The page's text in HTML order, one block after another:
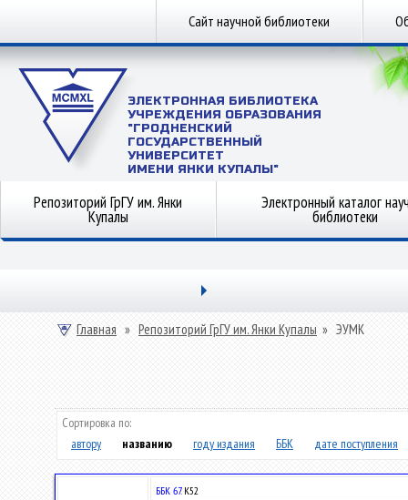
Сайт научной библиотеки
ЭЛЕКТРОННАЯ БИБЛИОТЕКА
УЧРЕЖДЕНИЯ ОБРАЗОВАНИЯ
"ГРОДНЕНСКИЙ
ГОСУДАРСТВЕННЫЙ
УНИВЕРСИТЕТ
ИМЕНИ ЯНКИ КУПАЛЫ"
Репозиторий ГрГУ им. Янки
Купалы
Электронный каталог
библиотеки
Главная » Репозиторий ГрГУ им. Янки Купалы » ЭУМК
Сортировка по:
автору
названию году издания ББК дате поступления
ББК 67.К52